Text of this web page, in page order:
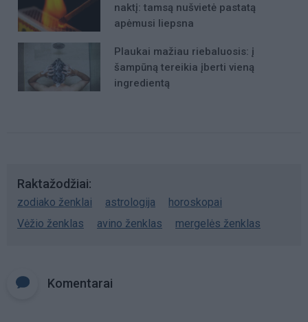
naktį: tamsą nušvietė pastatą
apėmusi liepsna
Plaukai mažiau riebaluosis: į
šampūną tereikia įberti vieną
ingredientą
Raktažodžiai
zodiako ženklai astrologija
horoskopai
Vėžio ženklas
avino ženklas mergelės ženklas
Komentarai